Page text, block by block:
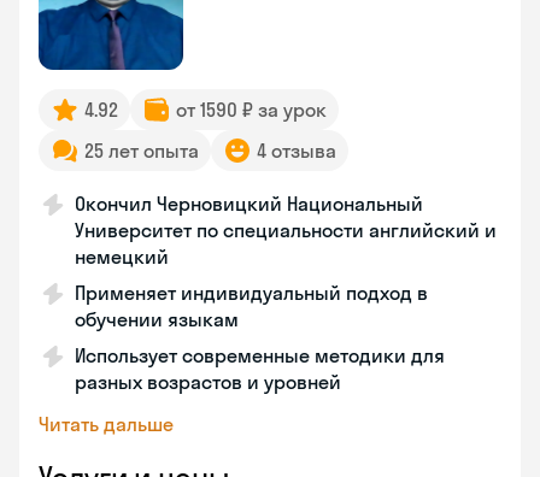
4.92
от 1590 ₽ за урок
25 лет опыта
4 отзыва
Окончил Черновицкий Национальный
Университет по специальности английский и
немецкий
Применяет индивидуальный подход в
обучении языкам
Использует современные методики для
разных возрастов и уровней
Читать дальше